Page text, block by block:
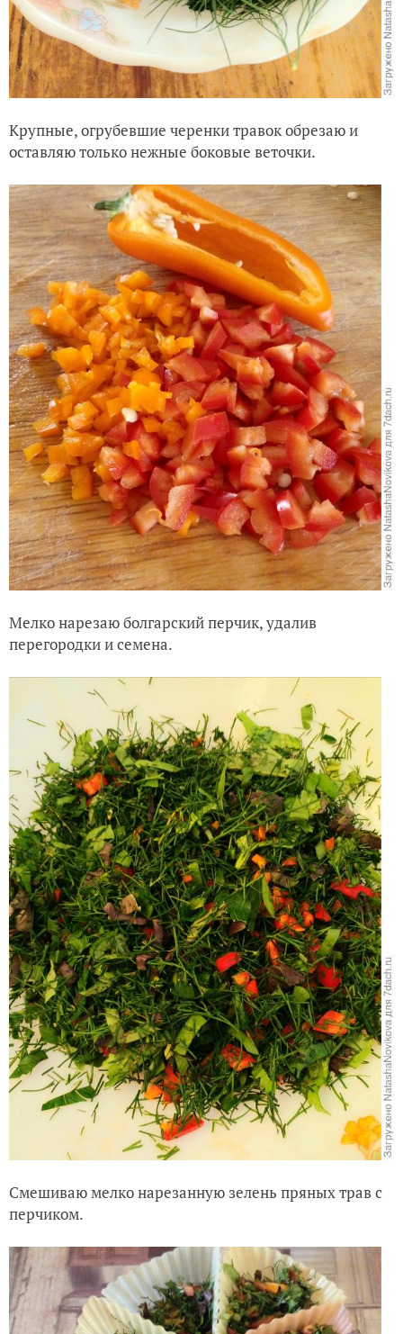
Крупные, огрубевшие черенки травок обрезаю и
оставляю только нежные боковые веточки.
Мелко нарезаю болгарский перчик, удалив
перегородки и семена.
Смешиваю мелко нарезанную зелень пряных трав с
перчиком.